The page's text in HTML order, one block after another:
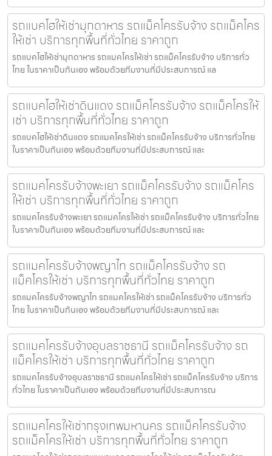
รถแบคโฮให้เช่ามุกดาหาร รถแม็คโครรับจ้าง รถแม็คโคร
ให้เช่า บริการทุกพื้นที่ทั่วไทย ราคาถูก
รถแบคโฮให้เช่ามุกดาหาร รถแมคโครให้เช่า รถแม็คโครรับจ้าง บริการทั่ว
ไทย ในราคาเป็นกันเอง พร้อมด้วยทีมงานที่มีประสบการณ์ แล
รถแบคโฮให้เช่าดินแดง รถแม็คโครรับจ้าง รถแม็คโครให้
เช่า บริการทุกพื้นที่ทั่วไทย ราคาถูก
รถแบคโฮให้เช่าดินแดง รถแมคโครให้เช่า รถแม็คโครรับจ้าง บริการทั่วไทย
ในราคาเป็นกันเอง พร้อมด้วยทีมงานที่มีประสบการณ์ และ
รถแมคโครรับจ้างพะเยา รถแม็คโครรับจ้าง รถแม็คโคร
ให้เช่า บริการทุกพื้นที่ทั่วไทย ราคาถูก
รถแมคโครรับจ้างพะเยา รถแมคโครให้เช่า รถแม็คโครรับจ้าง บริการทั่วไทย
ในราคาเป็นกันเอง พร้อมด้วยทีมงานที่มีประสบการณ์ และ
รถแมคโครรับจ้างพญาไท รถแม็คโครรับจ้าง รถ
แม็คโครให้เช่า บริการทุกพื้นที่ทั่วไทย ราคาถูก
รถแมคโครรับจ้างพญาไท รถแมคโครให้เช่า รถแม็คโครรับจ้าง บริการทั่ว
ไทย ในราคาเป็นกันเอง พร้อมด้วยทีมงานที่มีประสบการณ์ และ
รถแมคโครรับจ้างอุบลราชธานี รถแม็คโครรับจ้าง รถ
แม็คโครให้เช่า บริการทุกพื้นที่ทั่วไทย ราคาถูก
รถแมคโครรับจ้างอุบลราชธานี รถแมคโครให้เช่า รถแม็คโครรับจ้าง บริการ
ทั่วไทย ในราคาเป็นกันเอง พร้อมด้วยทีมงานที่มีประสบการณ
รถแมคโครให้เช่ากรุงเทพมหานคร รถแม็คโครรับจ้าง
รถแม็คโครให้เช่า บริการทุกพื้นที่ทั่วไทย ราคาถูก